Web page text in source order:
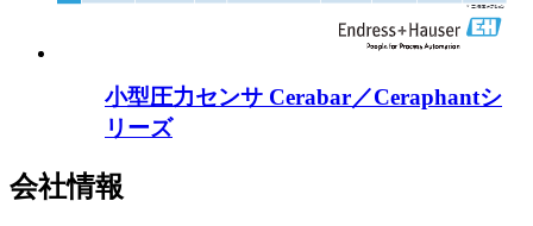
小型圧力センサ Cerabar／Ceraphantシ
リーズ
会社情報